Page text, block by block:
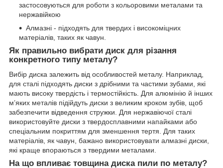
застосовуються для роботи з кольоровими металами та
нержавійкою
Алмазні - підходять для твердих і високоміцних
матеріалів, таких як чавун.
Як правильно вибрати диск для різання
конкретного типу металу?
Вибір диска залежить від особливостей металу. Наприклад,
для сталі підходять диски з дрібними та частими зубами, які
мають високу твердість і термостійкість. Для алюмінію й інших
м’яких металів підійдуть диски з великим кроком зубів, щоб
забезпечити відведення стружки. Для нержавіючої сталі
використовуйте диски з твердосплавними напайками або
спеціальним покриттям для зменшення тертя. Для таких
матеріалів, як чавун, бажано використовувати алмазні диски,
які краще впораються з твердими металами.
На що впливає товщина диска пили по металу?